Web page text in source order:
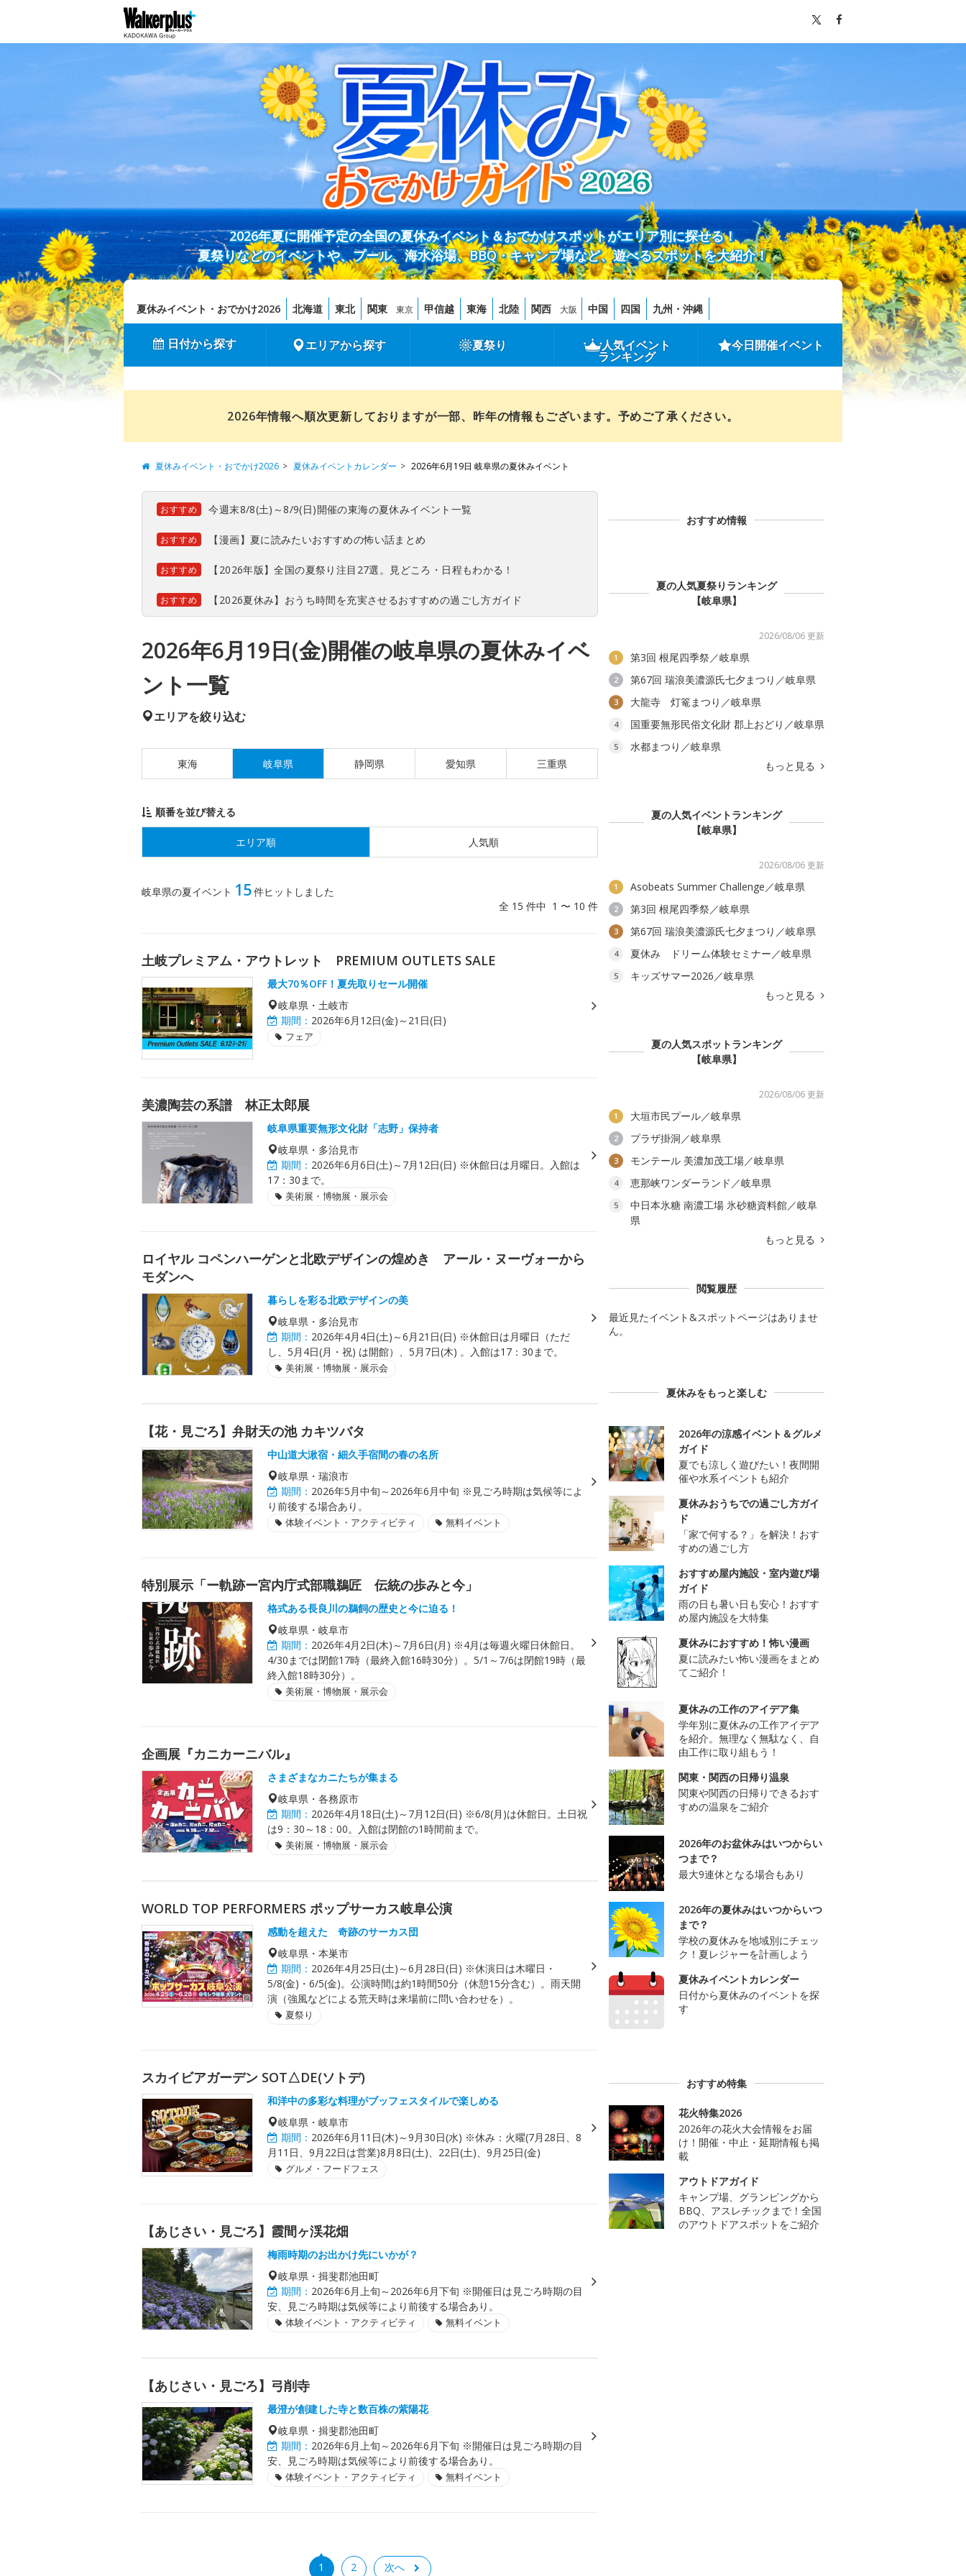
2026年夏に開催予定の全国の夏休みイベント＆おでかけスポットがエリア別に探せる！
夏祭りなどのイベントや、プール、海水浴場、BBQ・キャンプ場など、遊べるスポットを大紹介！
夏休みイベント・おでかけ2026 北海道 東北 関東 東京 甲信越 東海 北陸 関西 大阪 中国 四国 九州・沖縄
日付から探す エリアから探す 夏祭り 人気イベント
ランキング
今日開催イベント
2026年情報へ順次更新しておりますが一部、昨年の情報もございます。予めご了承ください。
夏休みイベント・おでかけ2026 夏休みイベントカレンダー 2026年6月19日 岐阜県の夏休みイベント
おすすめ 今週末8/8(土)～8/9(日)開催の東海の夏休みイベント一覧
おすすめ 【漫画】夏に読みたいおすすめの怖い話まとめ
おすすめ 【2026年版】全国の夏祭り注目27選。見どころ・日程もわかる！
おすすめ 【2026夏休み】おうち時間を充実させるおすすめの過ごし方ガイド
2026年6月19日(金)開催の岐阜県の夏休みイベ
ント一覧
エリアを絞り込む
東海 岐阜県 静岡県 愛知県 三重県
順番を並び替える
エリア順 人気順
岐阜県の夏イベント 15件ヒットしました
全 15 件中 1 〜 10 件
土岐プレミアム・アウトレット PREMIUM OUTLETS SALE
最大70％OFF！夏先取りセール開催
岐阜県・土岐市
期間： 2026年6月12日(金)～21日(日)
フェア
美濃陶芸の系譜 林正太郎展
岐阜県重要無形文化財「志野」保持者
岐阜県・多治見市
期間： 2026年6月6日(土)～7月12日(日) ※休館日は月曜日。入館は
17：30まで。
美術展・博物展・展示会
ロイヤル コペンハーゲンと北欧デザインの煌めき アール・ヌーヴォーから
モダンへ
暮らしを彩る北欧デザインの美
岐阜県・多治見市
期間： 2026年4月4日(土)～6月21日(日) ※休館日は月曜日（ただ
し、5月4日(月・祝) は開館）、5月7日(木) 。入館は17：30まで。
美術展・博物展・展示会
【花・見ごろ】弁財天の池 カキツバタ
中山道大湫宿・細久手宿間の春の名所
岐阜県・瑞浪市
期間： 2026年5月中旬～2026年6月中旬 ※見ごろ時期は気候等によ
り前後する場合あり。
体験イベント・アクティビティ 無料イベント
特別展示「ー軌跡ー宮内庁式部職鵜匠 伝統の歩みと今」
格式ある長良川の鵜飼の歴史と今に迫る！
岐阜県・岐阜市
期間： 2026年4月2日(木)～7月6日(月) ※4月は毎週火曜日休館日。
4/30までは閉館17時（最終入館16時30分）。5/1～7/6は閉館19時（最
終入館18時30分）。
美術展・博物展・展示会
企画展『カニカーニバル』
さまざまなカニたちが集まる
岐阜県・各務原市
期間： 2026年4月18日(土)～7月12日(日) ※6/8(月)は休館日。土日祝
は9：30～18：00。入館は閉館の1時間前まで。
美術展・博物展・展示会
WORLD TOP PERFORMERS ポップサーカス岐阜公演
感動を超えた 奇跡のサーカス団
岐阜県・本巣市
期間： 2026年4月25日(土)～6月28日(日) ※休演日は木曜日・
5/8(金)・6/5(金)。公演時間は約1時間50分（休憩15分含む）。雨天開
演（強風などによる荒天時は来場前に問い合わせを）。
夏祭り
スカイビアガーデン SOT△DE(ソトデ)
和洋中の多彩な料理がブッフェスタイルで楽しめる
岐阜県・岐阜市
期間： 2026年6月11日(木)～9月30日(水) ※休み：火曜(7月28日、8
月11日、9月22日は営業)8月8日(土)、22日(土)、9月25日(金)
グルメ・フードフェス
【あじさい・見ごろ】霞間ヶ渓花畑
梅雨時期のお出かけ先にいかが？
岐阜県・揖斐郡池田町
期間： 2026年6月上旬～2026年6月下旬 ※開催日は見ごろ時期の目
安、見ごろ時期は気候等により前後する場合あり。
体験イベント・アクティビティ 無料イベント
【あじさい・見ごろ】弓削寺
最澄が創建した寺と数百株の紫陽花
岐阜県・揖斐郡池田町
期間： 2026年6月上旬～2026年6月下旬 ※開催日は見ごろ時期の目
安、見ごろ時期は気候等により前後する場合あり。
体験イベント・アクティビティ 無料イベント
1 2 次へ
おすすめ情報
夏の人気夏祭りランキング
【岐阜県】
2026/08/06 更新
1 第3回 根尾四季祭／岐阜県
2 第67回 瑞浪美濃源氏七夕まつり／岐阜県
3 大龍寺 灯篭まつり／岐阜県
4 国重要無形民俗文化財 郡上おどり／岐阜県
5
水都まつり／岐阜県
もっと見る
夏の人気イベントランキング
【岐阜県】
2026/08/06 更新
1 Asobeats Summer Challenge／岐阜県
2 第3回 根尾四季祭／岐阜県
3 第67回 瑞浪美濃源氏七夕まつり／岐阜県
4 夏休み ドリーム体験セミナー／岐阜県
5
キッズサマー2026／岐阜県
もっと見る
夏の人気スポットランキング
【岐阜県】
2026/08/06 更新
1 大垣市民プール／岐阜県
2 プラザ掛洞／岐阜県
3 モンテール 美濃加茂工場／岐阜県
4 恵那峡ワンダーランド／岐阜県
5
中日本氷糖 南濃工場 氷砂糖資料館／岐阜
県
もっと見る
閲覧履歴
最近見たイベント&スポットページはありませ
ん。
夏休みをもっと楽しむ
2026年の涼感イベント＆グルメ
ガイド
夏でも涼しく遊びたい！夜間開
催や水系イベントも紹介
夏休みおうちでの過ごし方ガイ
ド
「家で何する？」を解決！おす
すめの過ごし方
おすすめ屋内施設・室内遊び場
ガイド
雨の日も暑い日も安心！おすす
め屋内施設を大特集
夏休みにおすすめ！怖い漫画
夏に読みたい怖い漫画をまとめ
てご紹介！
夏休みの工作のアイデア集
学年別に夏休みの工作アイデア
を紹介。無理なく無駄なく、自
由工作に取り組もう！
関東・関西の日帰り温泉
関東や関西の日帰りできるおす
すめの温泉をご紹介
2026年のお盆休みはいつからい
つまで？
最大9連休となる場合もあり
2026年の夏休みはいつからいつ
まで？
学校の夏休みを地域別にチェッ
ク！夏レジャーを計画しよう
夏休みイベントカレンダー
日付から夏休みのイベントを探
す
おすすめ特集
花火特集2026
2026年の花火大会情報をお届
け！開催・中止・延期情報も掲
載
アウトドアガイド
キャンプ場、グランピングから
BBQ、アスレチックまで！全国
のアウトドアスポットをご紹介